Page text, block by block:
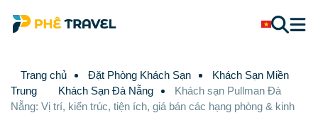
Trang chủ Đặt Phòng Khách Sạn
Khách Sạn Miền
Trung
Khách Sạn Đà Nẵng
Khách sạn Pullman Đà
Nẵng: Vị trí, kiến trúc, tiện ích, giá bán các hạng phòng & kinh